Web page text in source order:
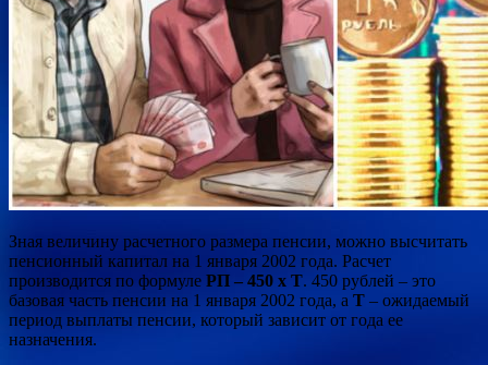
Зная величину расчетного размера пенсии, можно высчитать
пенсионный капитал на 1 января 2002 года. Расчет
производится по формуле РП – 450 x Т. 450 рублей – это
базовая часть пенсии на 1 января 2002 года, а Т – ожидаемый
период выплаты пенсии, который зависит от года ее
назначения.